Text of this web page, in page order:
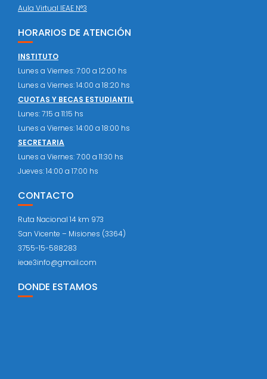
Aula Virtual IEAE N°3
HORARIOS DE ATENCIÓN
INSTITUTO
Lunes a Viernes: 7:00 a 12:00 hs
Lunes a Viernes: 14:00 a 18:20 hs
CUOTAS Y BECAS ESTUDIANTIL
Lunes: 7:15 a 11:15 hs
Lunes a Viernes: 14:00 a 18:00 hs
SECRETARIA
Lunes a Viernes: 7:00 a 11:30 hs
Jueves: 14:00 a 17:00 hs
CONTACTO
Ruta Nacional 14 km 973
San Vicente – Misiones (3364)
3755-15-588283
ieae3info@gmail.com
DONDE ESTAMOS